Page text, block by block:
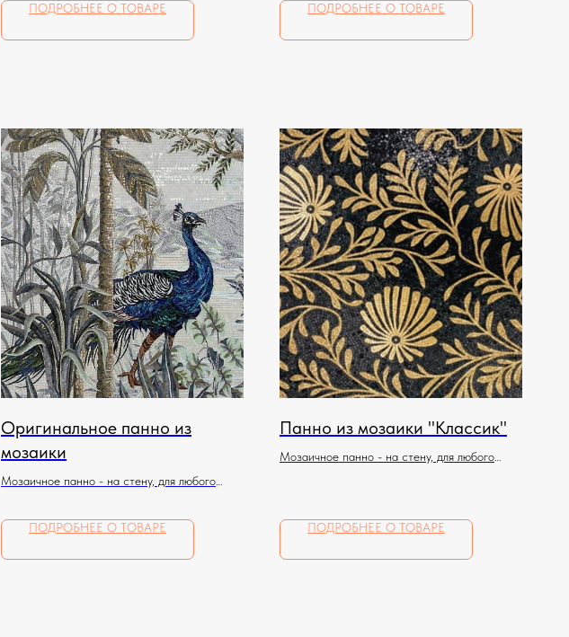
ПОДРОБНЕЕ О ТОВАРЕ
ПОДРОБНЕЕ О ТОВАРЕ
Оригинальное панно из
мозаики
Мозаичное панно - на стену, для любого
ПОДРОБНЕЕ О ТОВАРЕ
Панно из мозаики "Классик"
Мозаичное панно - на стену, для любого
ПОДРОБНЕЕ О ТОВАРЕ